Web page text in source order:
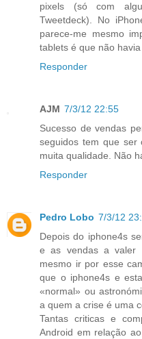
pixels (só com
Tweetdeck). No
parece-me mesmo
tablets é que não havia
Responder
AJM 7/3/12 22:55
Sucesso de vendas
seguidos tem que ser
muita qualidade. Não
Responder
Pedro Lobo 7/3/12
Depois do iphone4s
e as vendas a valer
mesmo ir por esse
que o iphone4s e
«normal» ou
a quem a crise é uma
Tantas criticas e
Android em relação